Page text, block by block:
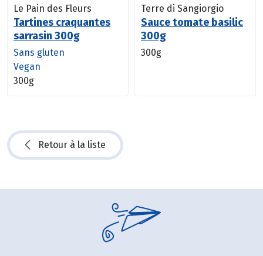
Le Pain des Fleurs
Tartines craquantes
sarrasin 300g
Sans gluten
Vegan
300g
Terre di Sangiorgio
Sauce tomate basilic
300g
300g
Retour à la liste